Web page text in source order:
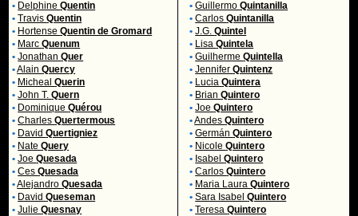
• DelphineQuentin
• TravisQuentin
• HortenseQuentin de Gromard
• MarcQuenum
• JonathanQuer
•AlainQuercy
• MichealQuerin
• John T.Quern
• DominiqueQuérou
• CharlesQuertermous
• DavidQuertigniez
• NateQuery
• JoeQuesada
• CesQuesada
•AlejandroQuesada
• DavidQueseman
• JulieQuesnay
• GuillermoQuintanilla
• CarlosQuintanilla
• J.G.Quintel
• LisaQuintela
• GuilhermeQuintella
• JenniferQuintenz
• LuciaQuintera
• BrianQuintero
• JoeQuintero
•AndesQuintero
• GermánQuintero
• NicoleQuintero
• IsabelQuintero
• CarlosQuintero
• Maria LauraQuintero
• Sara IsabelQuintero
• TeresaQuintero